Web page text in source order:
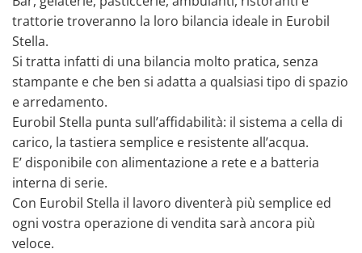
trattorie troveranno la loro bilancia ideale in Eurobil
Stella.
Si tratta infatti di una bilancia molto pratica, senza
stampante e che ben si adatta a qualsiasi tipo di spazio
e arredamento.
Eurobil Stella punta sull’affidabilità: il sistema a cella di
carico, la tastiera semplice e resistente all’acqua.
E’ disponibile con alimentazione a rete e a batteria
interna di serie.
Con Eurobil Stella il lavoro diventerà più semplice ed
ogni vostra operazione di vendita sarà ancora più
veloce.